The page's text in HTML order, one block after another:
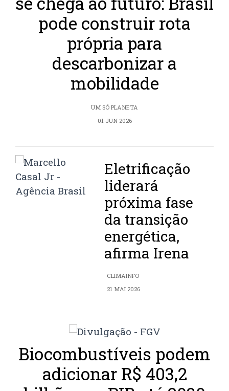
pode construir rota
própria para
descarbonizar a
mobilidade
UM SÓ PLANETA
01 JUN 2026
Eletrificação
liderará
próxima fase
da transição
energética,
afirma Irena
CLIMAINFO
21 MAI 2026
Biocombustíveis podem
adicionar R$ 403,2